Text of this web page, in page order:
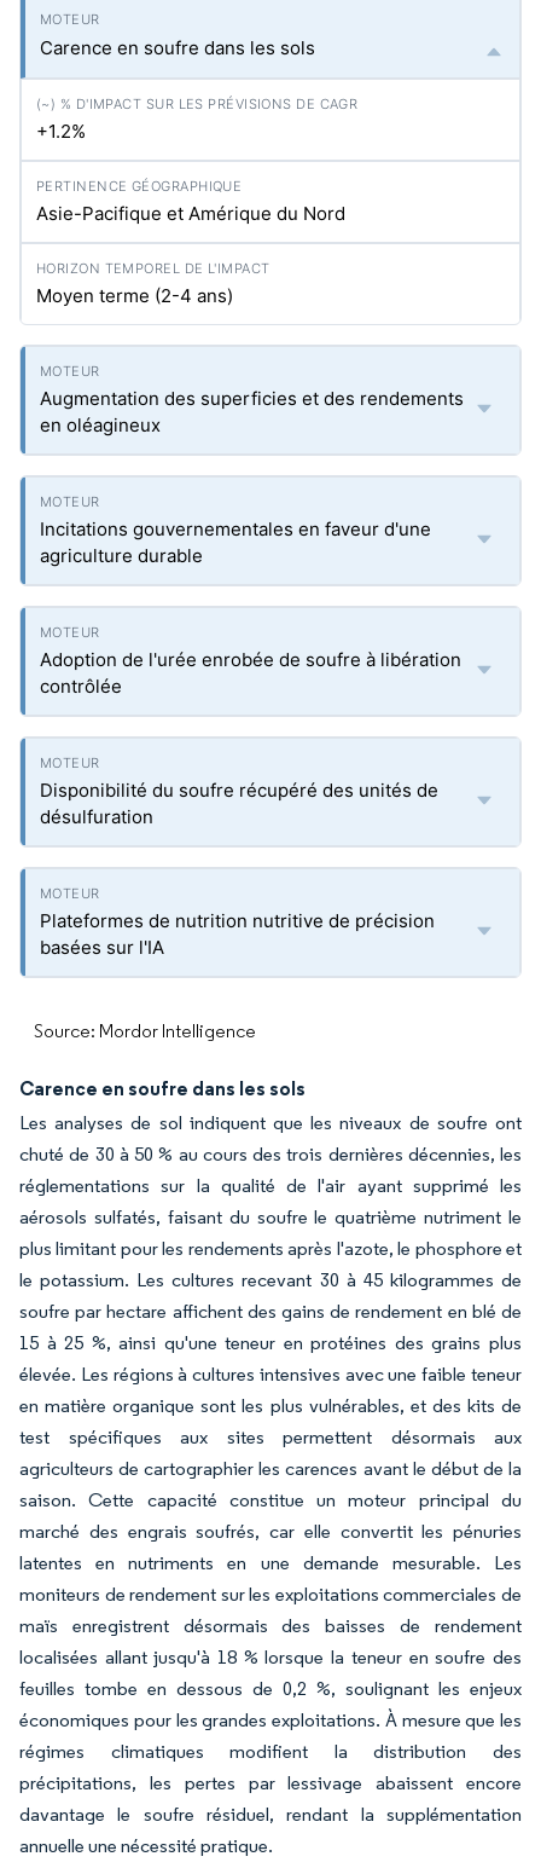
Carence en soufre dans les sols
+1.2%
Asie-Pacifique et Amérique du Nord
Moyen terme (2-4 ans)
Augmentation des superficies et des rendements
en oléagineux
Incitations gouvernementales en faveur d'une
agriculture durable
Adoption de l'urée enrobée de soufre à libération
contrôlée
Disponibilité du soufre récupéré des unités de
désulfuration
Plateformes de nutrition nutritive de précision
basées sur l'IA
Source: Mordor Intelligence
Carence en soufre dans les sols
Les analyses de sol indiquent que les niveaux de soufre ont
chuté de 30 à 50 % au cours des trois dernières décennies, les
réglementations sur la qualité de l'air ayant supprimé les
aérosols sulfatés, faisant du soufre le quatrième nutriment le
plus limitant pour les rendements après l'azote, le phosphore et
le potassium. Les cultures recevant 30 à 45 kilogrammes de
soufre par hectare affichent des gains de rendement en blé de
15 à 25 %, ainsi qu'une teneur en protéines des grains plus
élevée. Les régions à cultures intensives avec une faible teneur
en matière organique sont les plus vulnérables, et des kits de
test spécifiques aux sites permettent désormais aux
agriculteurs de cartographier les carences avant le début de la
saison. Cette capacité constitue un moteur principal du
marché des engrais soufrés, car elle convertit les pénuries
latentes en nutriments en une demande mesurable. Les
moniteurs de rendement sur les exploitations commerciales de
maïs enregistrent désormais des baisses de rendement
localisées allant jusqu'à 18 % lorsque la teneur en soufre des
feuilles tombe en dessous de 0,2 %, soulignant les enjeux
économiques pour les grandes exploitations. À mesure que les
régimes climatiques modifient la distribution des
précipitations, les pertes par lessivage abaissent encore
davantage le soufre résiduel, rendant la supplémentation
annuelle une nécessité pratique.